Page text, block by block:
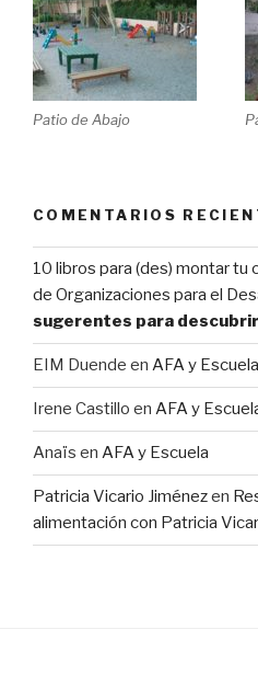
Patio de Abajo
COMENTARIOS
10 libros para (des) montar tu
de Organizaciones para el
sugerentes para
EIM Duende en AFA y Escuela
Irene Castillo en AFA y
Anaïs en AFA y Escuela
Patricia Vicario Jiménezen
alimentación con Patricia